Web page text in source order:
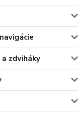
zdviháky